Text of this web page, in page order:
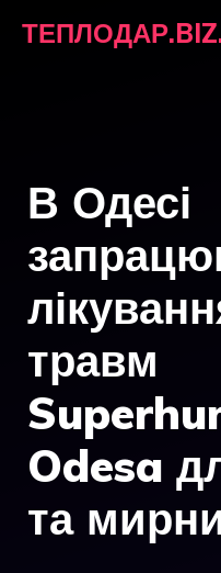
В Одесі
травм
Odesa
та